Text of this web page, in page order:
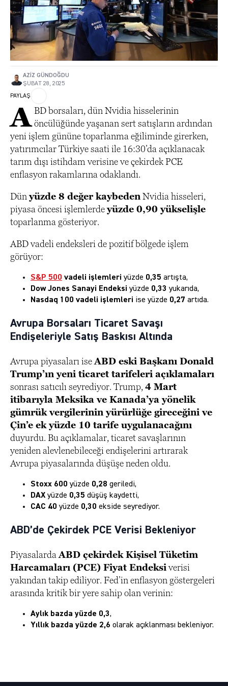
AZIZ GÜNDOĞDU
ŞUBAT 28, 2025
PAYLAŞ
A BD borsaları, dün Nvidia hisselerinin
öncülüğünde yaşanan sert satışların ardından
yeni işlem gününe toparlanma eğiliminde girerken,
yatırımcılar Türkiye saati ile 16:30’da açıklanacak
tarım dışı istihdam verisine ve çekirdek PCE
enflasyon rakamlarına odaklandı.
Dünyüzde 8 değer kaybedenNvidia hisseleri,
piyasa öncesi işlemlerdeyüzde 0,90 yükselişle
toparlanma gösteriyor.
ABD vadeli endeksleri de pozitif bölgede işlem
görüyor:
S&P 500 vadeli işlemleri yüzde 0,35 artışta,
Dow Jones Sanayi Endeksi yüzde 0,33 yukarıda,
Nasdaq 100 vadeli işlemleri ise yüzde 0,27 artıda.
Avrupa Borsaları Ticaret Savaşı
Endişeleriyle Satış Baskısı Altında
Avrupa piyasaları iseABD eski Başkanı Donald
Trump’ın yeni ticaret tarifeleri açıklamaları
sonrası satıcılı seyrediyor. Trump,4 Mart
itibarıyla Meksika ve Kanada’ya yönelik
gümrük vergilerinin yürürlüğe gireceğini ve
Çin’e ek yüzde 10 tarife uygulanacağını
duyurdu. Bu açıklamalar, ticaret savaşlarının
yeniden alevlenebileceği endişelerini artırarak
Avrupa piyasalarında düşüşe neden oldu.
Stoxx 600 yüzde 0,28 geriledi,
DAX yüzde 0,35 düşüş kaydetti,
CAC 40 yüzde 0,30 ekside seyrediyor.
ABD’de Çekirdek PCE Verisi Bekleniyor
PiyasalardaABD çekirdek Kişisel Tüketim
Harcamaları (PCE) Fiyat Endeksiverisi
yakından takip ediliyor. Fed’in enflasyon göstergeleri
arasında kritik bir yere sahip olan verinin:
Aylık bazda yüzde 0,3,
Yıllık bazda yüzde 2,6 olarak açıklanması bekleniyor.